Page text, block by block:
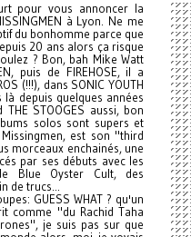
pour vous annoncer la
à Lyon. Ne me
du bonhomme parce que
20 ans alors ça risque
? Bon, bah Mike Watt
puis de FIREHOSE, il a
(!!!), dans SONIC YOUTH
depuis quelques années
STOOGES aussi, bon
solos sont supers et
est son "third
morceaux enchainés, une
par ses débuts avec les
Blue Oyster Cult, des
de trucs...
GUESS WHAT ? qu'un
comme "du Rachid Taha
je suis pas sur que